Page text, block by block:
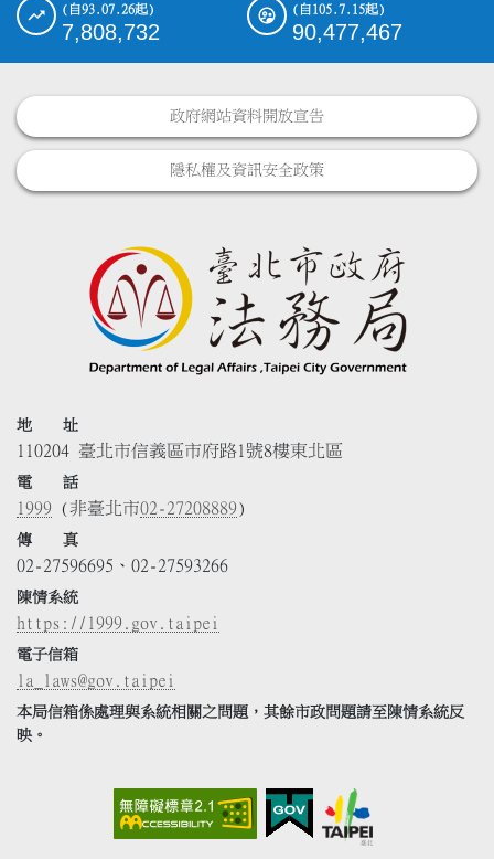
(自93.07.26起)
7,808,732
(自105.7.15起)
90,477,467
政府網站資料開放宣告
隱私權及資訊安全政策
地 址
110204 臺北市信義區市府路1號8樓東北區
電 話
1999 (非臺北市02-27208889)
傳 真
02-27596695、02-27593266
陳情系統
https://1999.gov.taipei
電子信箱
la_laws@gov.taipei
本局信箱係處理與系統相關之問題，其餘市政問題請至陳情系統反
映。